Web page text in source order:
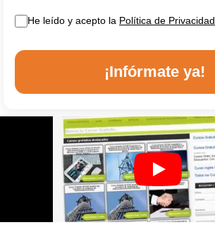
He leído y acepto la Política de Privacidad
¡Infórmate ya!